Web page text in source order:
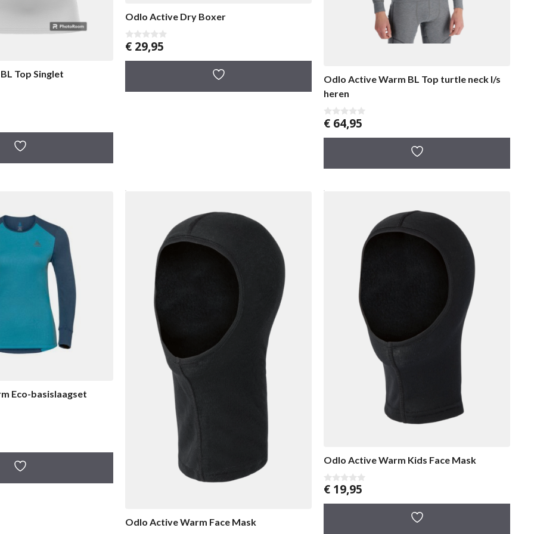
Top Singlet
Odlo Active Dry Boxer
0
a
€ 29,95
Odlo Active Warm BL Top turtle neck l/s
heren
0
v
a
€ 64,95
Eco-basislaagset
Odlo Active Warm Face Mask
Odlo Active Warm Kids Face Mask
0
a
€ 19,95